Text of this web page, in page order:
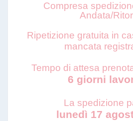
Compresa
Andata/
Ripetizione gratuita in
mancata
Tempo di attesa
6 giorni
La spedizione
lunedì 17